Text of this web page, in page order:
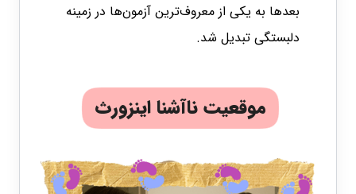
بعدها به یکی از معروف‌ترین آزمون‌ها در زمینه
دلبستگی تبدیل شد.
موقعیت ناآشنا اینزورث